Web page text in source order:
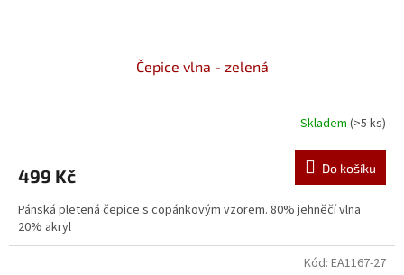
Čepice vlna - zelená
Skladem (>5 ks)
499 Kč Do košíku
Pánská pletená čepice s copánkovým vzorem. 80% jehněčí vlna
20% akryl
Kód: EA1167-27